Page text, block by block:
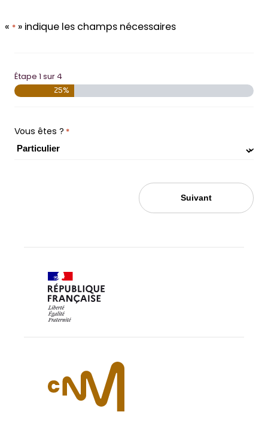
« * » indique les champs nécessaires
Étape 1 sur 4
25%
Vous êtes ? *